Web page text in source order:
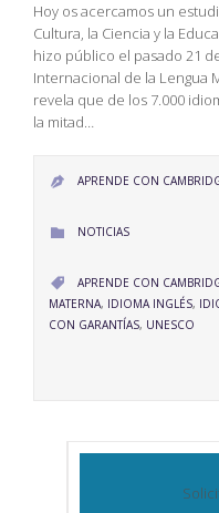
Hoy os acercamos un
Cultura, la Ciencia y la
hizo público el pasado 21
Internacional de la Lengua
revela que de los 7.000
la mitad…
 APRENDE CON
 CATEGORY
NOTICIAS
 CATEGORY
APRENDE CON
MATERNA, IDIOMA INGLÉS,
CON GARANTÍAS, UNESCO